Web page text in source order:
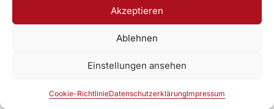
Akzeptieren
Ablehnen
Einstellungen ansehen
Cookie-RichtlinieDatenschutzerklärungImpressum
Zur DAV Webseite